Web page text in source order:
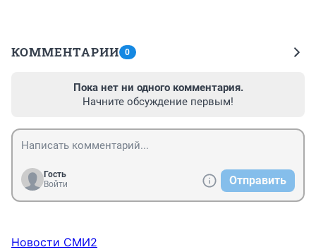
КОММЕНТАРИИ 0
Пока нет ни одного комментария.
Начните обсуждение первым!
Гость
Войти
Отправить
Новости СМИ2